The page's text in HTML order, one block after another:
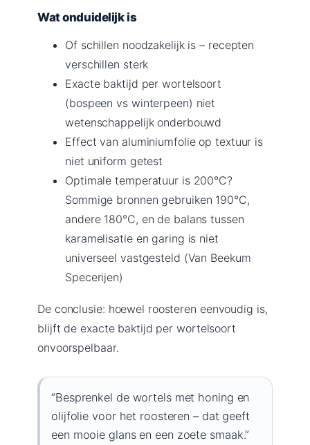
Wat onduidelijk is
Of schillen noodzakelijk is – recepten
verschillen sterk
Exacte baktijd per wortelsoort
(bospeen vs winterpeen) niet
wetenschappelijk onderbouwd
Effect van aluminiumfolie op textuur is
niet uniform getest
Optimale temperatuur is 200°C?
Sommige bronnen gebruiken 190°C,
andere 180°C, en de balans tussen
karamelisatie en garing is niet
universeel vastgesteld (Van Beekum
Specerijen)
De conclusie: hoewel roosteren eenvoudig is,
blijft de exacte baktijd per wortelsoort
onvoorspelbaar.
“Besprenkel de wortels met honing en
olijfolie voor het roosteren – dat geeft
een mooie glans en een zoete smaak.”